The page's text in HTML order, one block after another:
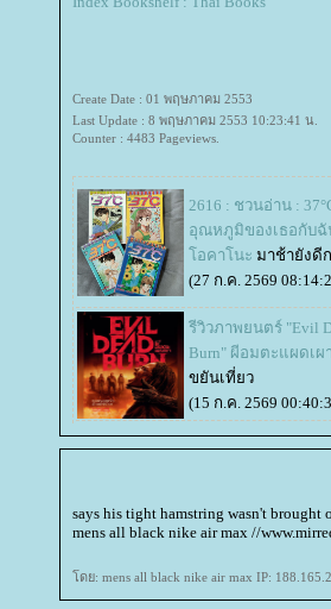
Create Date : 01 พฤษภาคม 2553
Last Update : 8 พฤษภาคม 2553 10:23:41 น.
Counter : 4483 Pageviews.
2616 : ชวนอ่าน :
อุณหภูมิของเธอกับฉั
อคาโนะ มาช้ายังดี
(27 ก.ค. 2569
รีวิวภาพยนตร์ "Evil
Burn" ผีอมตะแผดเผา
ขยันเที่ยว
(15 ก.ค. 2569
says his tight hamstring wasn't brought
mens all black nike air max //
ดย: mens all black nike air max IP: